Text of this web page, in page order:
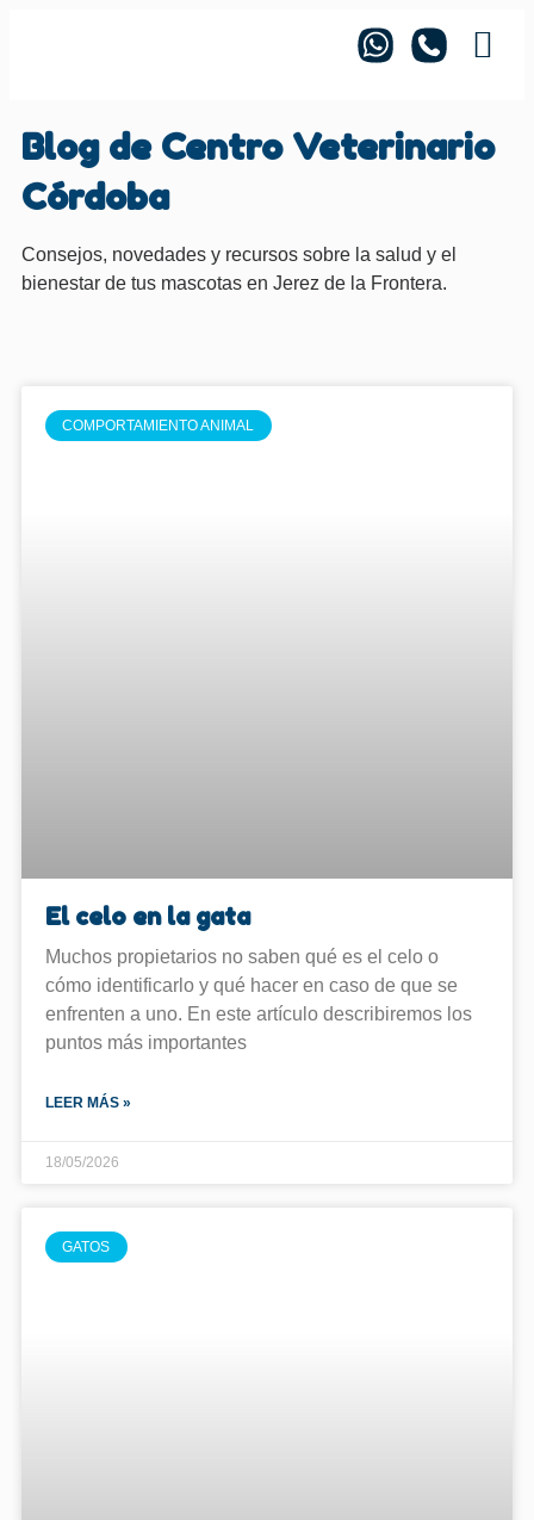
Blog de Centro Veterinario
Córdoba
Consejos, novedades y recursos sobre la salud y el
bienestar de tus mascotas en Jerez de la Frontera.
COMPORTAMIENTO ANIMAL
El celo en la gata
Muchos propietarios no saben qué es el celo o
cómo identificarlo y qué hacer en caso de que se
enfrenten a uno. En este artículo describiremos los
puntos más importantes
LEER MÁS »
18/05/2026
GATOS